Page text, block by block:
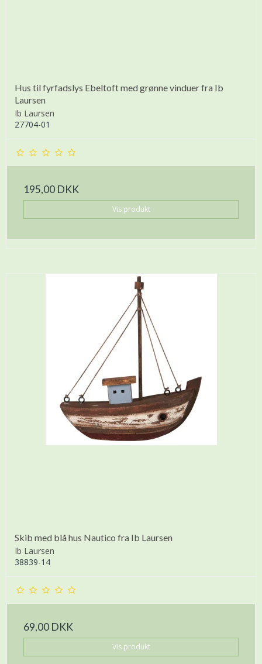
Hus til fyrfadslys Ebeltoft med grønne vinduer fra Ib
Laursen
Ib Laursen
27704-01
195,00 DKK
Vis produkt
Skib med blå hus Nautico fra Ib Laursen
Ib Laursen
38839-14
69,00 DKK
Vis produkt